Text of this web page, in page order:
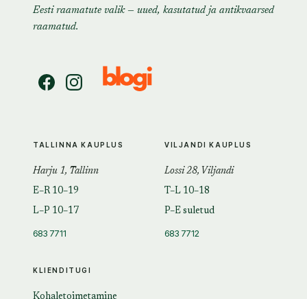
Eesti raamatute valik — uued, kasutatud ja antikvaarsed
raamatud.
KLIENDITUGI
TALLINNA KAUPLUS
Harju 1, Tallinn
E–R 10–19
L–P 10–17
683 7711
VILJANDI KAUPLUS
Lossi 28, Viljandi
T–L 10–18
P–E suletud
683 7712